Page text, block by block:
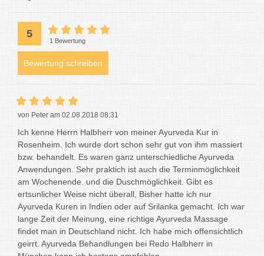
5
1 Bewertung
Bewertung schreiben
von Peter am 02.08.2018 08:31
Ich kenne Herrn Halbherr von meiner Ayurveda Kur in
Rosenheim. Ich wurde dort schon sehr gut von ihm massiert
bzw. behandelt. Es waren ganz unterschiedliche Ayurveda
Anwendungen. Sehr praktich ist auch die Terminmöglichkeit
am Wochenende. und die Duschmöglichkeit. Gibt es
ertsunlicher Weise nicht überall, Bisher hatte ich nur
Ayurveda Kuren in Indien oder auf Srilanka gemacht. Ich war
lange Zeit der Meinung, eine richtige Ayurveda Massage
findet man in Deutschland nicht. Ich habe mich offensichtlich
geirrt. Ayurveda Behandlungen bei Redo Halbherr in